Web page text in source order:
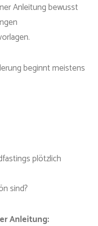
Anleitung bewusst
beginnt meistens
plötzlich
sind?
Anleitung: